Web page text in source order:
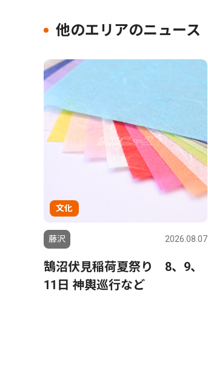
他のエリアのニュース
文化
藤沢 2026.08.07
鵠沼伏見稲荷夏祭り 8、9、
11日 神輿巡行など